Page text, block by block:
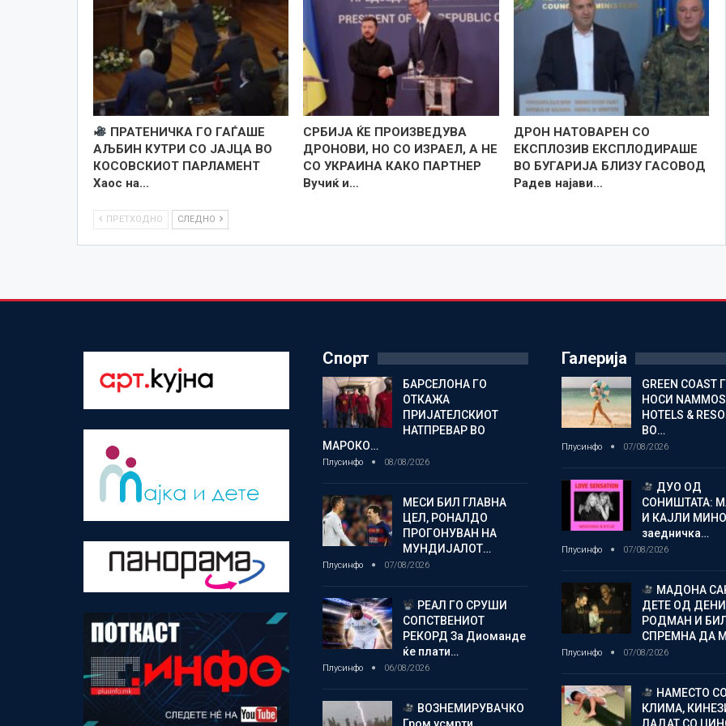
ПРАТЕНИЧКА ГО ГАЃАШЕ
АЉБИН КУТРИ СО ЈАЈЦА ВО
КОСОВСКИОТ ПАРЛАМЕНТ
Хаос на…
СРБИЈА ЌЕ ПРОИЗВЕДУВА
ДРОНОВИ, НО СО ИЗРАЕЛ, А НЕ
СО УКРАИНА КАКО ПАРТНЕР
Вучиќ и…
ДРОН НАТОВАРЕН СО
ЕКСПЛОЗИВ ЕКСПЛОДИРАШЕ
ВО БУГАРИЈА БЛИЗУ ГАСОВОД
Радев најави…
ПРЕТХОДНО СЛЕДНО
Спорт
БАРСЕЛОНА ГО
ОТКАЖА
ПРИЈАТЕЛСКИОТ
НАТПРЕВАР ВО
МАРОКО…
Плусинфо 08/08/2026
МЕСИ БИЛ ГЛАВНА
ЦЕЛ, РОНАЛДО
ПРОГОНУВАН НА
МУНДИЈАЛОТ…
Плусинфо 07/08/2026
РЕАЛ ГО СРУШИ
СОПСТВЕНИОТ
РЕКОРД За Диоманде
ќе плати…
Плусинфо 06/08/2026
ВОЗНЕМИРУВАЧКО
Гром усмрти
Галерија
GREEN COAST
НОСИ NAMMOS
HOTELS &
ВО…
Плусинфо 07/08/2026
ДУО ОД
СОНИШТАТА:
И КАЈЛИ
заедничка…
Плусинфо 07/08/2026
МАДОНА
ДЕТЕ ОД
РОДМАН И
СПРЕМНА ДА
Плусинфо 07/08/2026
НАМЕСТО СО
КЛИМА,
ЛАДАТ СО